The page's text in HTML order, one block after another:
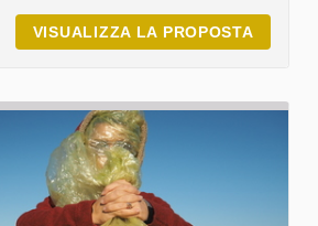
VISUALIZZA LA PROPOSTA